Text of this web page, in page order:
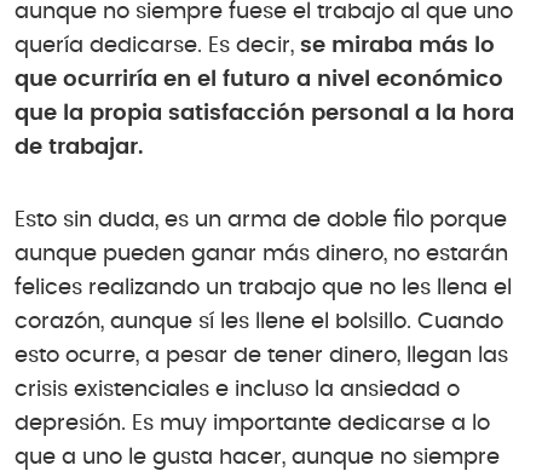
aunque no siempre fuese el trabajo al que uno
quería dedicarse. Es decir, se miraba más lo
que ocurriría en el futuro a nivel económico
que la propia satisfacción personal a la hora
de trabajar.
Esto sin duda, es un arma de doble filo porque
aunque pueden ganar más dinero, no estarán
felices realizando un trabajo que no les llena el
corazón, aunque sí les llene el bolsillo. Cuando
esto ocurre, a pesar de tener dinero, llegan las
crisis existenciales e incluso la ansiedad o
depresión. Es muy importante dedicarse a lo
que a uno le gusta hacer, aunque no siempre